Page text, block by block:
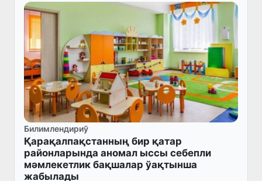
Билимлендириў
Қарақалпақстанның бир қатар
районларында аномал ыссы себепли
мәмлекетлик бақшалар ўақтынша
жабылады